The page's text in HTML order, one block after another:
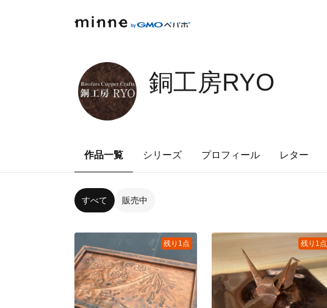
銅工房RYO
作品一覧 シリーズ プロフィール レター
すべて 販売中
残り1点 残り1点